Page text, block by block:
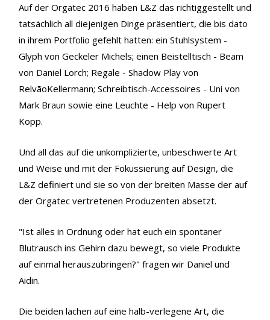
Auf der Orgatec 2016 haben L&Z das richtiggestellt und
tatsächlich all diejenigen Dinge präsentiert, die bis dato
in ihrem Portfolio gefehlt hatten: ein Stuhlsystem -
Glyph von Geckeler Michels; einen Beistelltisch - Beam
von Daniel Lorch; Regale - Shadow Play von
RelvãoKellermann; Schreibtisch-Accessoires - Uni von
Mark Braun sowie eine Leuchte - Help von Rupert
Kopp.
Und all das auf die unkomplizierte, unbeschwerte Art
und Weise und mit der Fokussierung auf Design, die
L&Z definiert und sie so von der breiten Masse der auf
der Orgatec vertretenen Produzenten absetzt.
"Ist alles in Ordnung oder hat euch ein spontaner
Blutrausch ins Gehirn dazu bewegt, so viele Produkte
auf einmal herauszubringen?" fragen wir Daniel und
Aidin.
Die beiden lachen auf eine halb-verlegene Art, die